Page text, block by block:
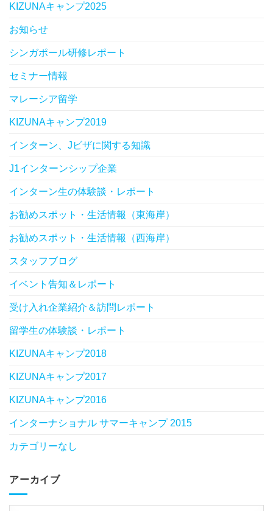
KIZUNAキャンプ2025
お知らせ
シンガポール研修レポート
セミナー情報
マレーシア留学
KIZUNAキャンプ2019
インターン、Jビザに関する知識
J1インターンシップ企業
インターン生の体験談・レポート
お勧めスポット・生活情報（東海岸）
お勧めスポット・生活情報（西海岸）
スタッフブログ
イベント告知＆レポート
受け入れ企業紹介＆訪問レポート
留学生の体験談・レポート
KIZUNAキャンプ2018
KIZUNAキャンプ2017
KIZUNAキャンプ2016
インターナショナル サマーキャンプ 2015
カテゴリーなし
アーカイブ